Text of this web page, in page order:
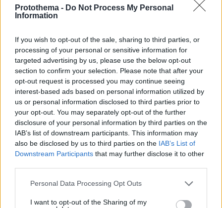
Protothema - Do Not Process My Personal
Information
If you wish to opt-out of the sale, sharing to third parties, or
processing of your personal or sensitive information for
targeted advertising by us, please use the below opt-out
section to confirm your selection. Please note that after your
opt-out request is processed you may continue seeing
interest-based ads based on personal information utilized by
us or personal information disclosed to third parties prior to
your opt-out. You may separately opt-out of the further
disclosure of your personal information by third parties on the
IAB’s list of downstream participants. This information may
also be disclosed by us to third parties on the IAB’s List of
Downstream Participants that may further disclose it to other
Please note that this website/app uses one or more Google
not limited to your visit or usage behaviour. You may click to
Personal Data Processing Opt Outs
I want to opt-out of the Sharing of my
Το DEI College παρουσιάζει τη Sophia. Την πρώτη 24/7
βοηθό AI που αλλάζει τον τρόπο με τον οποίο μαθαίνουν οι
φοιτητές
30.07.2026, 09:33
Η Smart φοιτητική κατοικία στην καρδιά της Αθήνας
03.08.2026, 10:56
Διασκεδάζουμε υπεύθυνα, επιστρέφουμε με ασφάλεια